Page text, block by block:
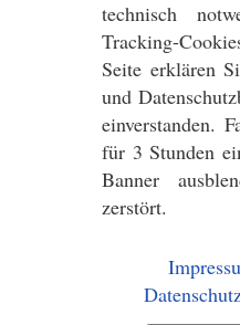
technisch
Tracking-
Seite erklären
und
einverstanden.
für 3 Stunden
Banner
zerstört.